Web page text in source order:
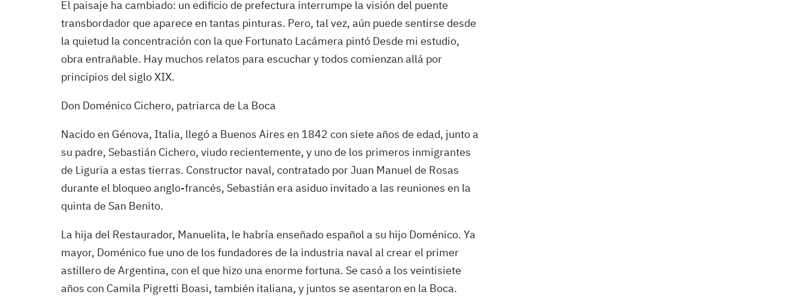
El paisaje ha cambiado: un edificio de prefectura interrumpe la visión del puente
transbordador que aparece en tantas pinturas. Pero, tal vez, aún puede sentirse desde
la quietud la concentración con la que Fortunato Lacámera pintó Desde mi estudio,
obra entrañable. Hay muchos relatos para escuchar y todos comienzan allá por
principios del siglo XIX.
Don Doménico Cichero, patriarca de La Boca
Nacido en Génova, Italia, llegó a Buenos Aires en 1842 con siete años de edad, junto a
su padre, Sebastián Cichero, viudo recientemente, y uno de los primeros inmigrantes
de Liguria a estas tierras. Constructor naval, contratado por Juan Manuel de Rosas
durante el bloqueo anglo-francés, Sebastián era asiduo invitado a las reuniones en la
quinta de San Benito.
La hija del Restaurador, Manuelita, le habría enseñado español a su hijo Doménico. Ya
mayor, Doménico fue uno de los fundadores de la industria naval al crear el primer
astillero de Argentina, con el que hizo una enorme fortuna. Se casó a los veintisiete
años con Camila Pigretti Boasi, también italiana, y juntos se asentaron en la Boca.